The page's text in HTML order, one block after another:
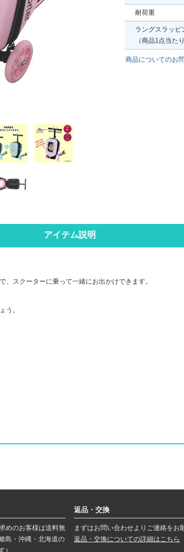
アイテム説明
スクーターに乗って一緒にお出かけできます。
う。
耐荷重
ラングスラッピ
（商品1点当た
商品についてのお
めのお客様は送料無
島・沖縄・北海道の
）
返品・交換
まずはお問い合わせよりご連絡をお
返品・交換についての詳細はこちら